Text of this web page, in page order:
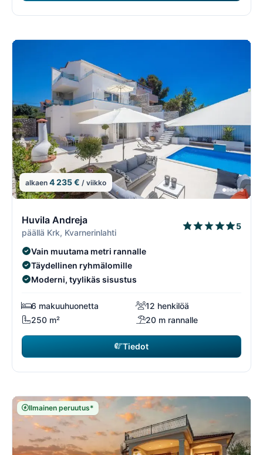
alkaen 4 235 € / viikko
Huvila Andreja
päällä Krk, Kvarnerinlahti
5
Vain muutama metri rannalle
Täydellinen ryhmälomille
Moderni, tyylikäs sisustus
6 makuuhuonetta
12 henkilöä
250 m²
20 m rannalle
Tiedot
Ilmainen peruutus*